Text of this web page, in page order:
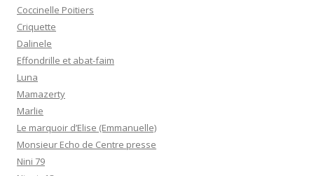
Coccinelle Poitiers
Criquette
Dalinele
Effondrille et abat-faim
Luna
Mamazerty
Marlie
Le marquoir d’Elise (Emmanuelle)
Monsieur Echo de Centre presse
Nini 79